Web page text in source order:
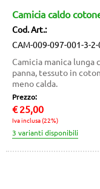
Camicia caldo
Cod. Art.:
CAM-009-097-001-3-2-
Camicia manica
panna, tessuto in
meno calda.
Prezzo:
€ 25,00
Iva inclusa (22%)